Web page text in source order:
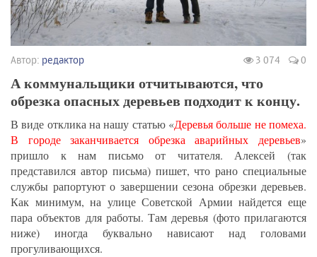
Автор: редактор 3 074 0
А коммунальщики отчитываются, что
обрезка опасных деревьев подходит к концу.
В виде отклика на нашу статью «Деревья больше не помеха.
В городе заканчивается обрезка аварийных деревьев»
пришло к нам письмо от читателя. Алексей (так
представился автор письма) пишет, что рано специальные
службы рапортуют о завершении сезона обрезки деревьев.
Как минимум, на улице Советской Армии найдется еще
пара объектов для работы. Там деревья (фото прилагаются
ниже) иногда буквально нависают над головами
прогуливающихся.